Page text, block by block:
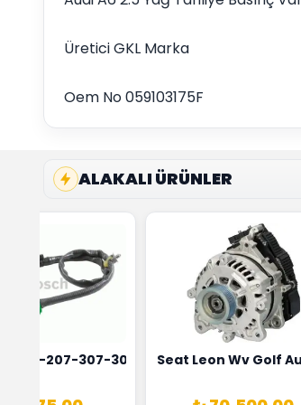
Üretici GKL Marka
Oem No 059103175F
ALAKALI ÜRÜNLER
Marka 0515T3
206-207-307-308 Oksijen Sensörü Bosch
Seat Leon Wv Golf